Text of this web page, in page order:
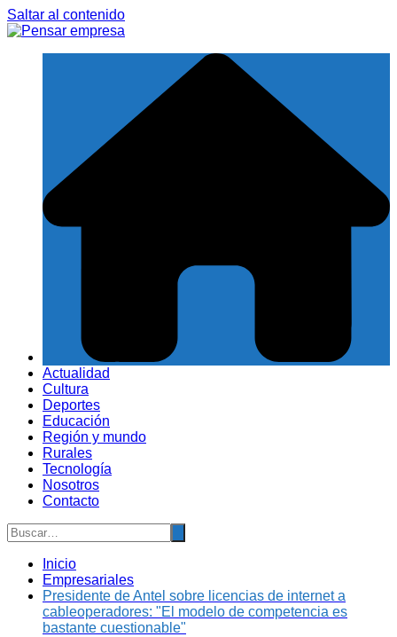
Saltar al contenido
Actualidad
Cultura
Deportes
Educación
Región y mundo
Rurales
Tecnología
Nosotros
Contacto
Inicio
Empresariales
Presidente de Antel sobre licencias de internet a
cableoperadores: "El modelo de competencia es
bastante cuestionable"